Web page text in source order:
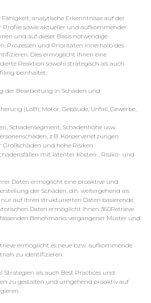
analytische Erkenntnisse auf der
Profile sowie aktueller und aufkommender
und auf dieser Basis notwendige
Prozessen und Prioritäten innerhalb des
Dies ermöglicht Ihnen eine
Reaktion sowohl strategisch als auch
beinhaltet:
Bearbeitung in Schaden und
(LoB); Motor, Gebäude, Unfall, Gewerbe,
Schadensegment, Schadenhöhe usw.
z.B. Körperverletzungen
und hohe Risiken
mit latenter Kosten-, Risiko- und
Daten ermöglicht eine proaktive und
der Schäden, d.h. weitergehend als
auf Ihren strukturierten Daten basierende.
Daten ermöglicht Ihnen 360Retrieve
Benchmarks vergangener Muster und
ermöglicht es neue bzw. aufkommende
zu identifizieren.
Strategien als auch Best Practices und
zu gestalten und umgehend proaktiv auf